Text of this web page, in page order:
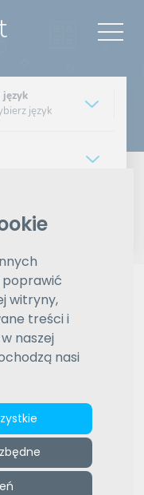
poprawić
witryny,
treści i
naszej
nasi
język
język
zaawansowane
MIEJSCU
- Blanka. Kamil